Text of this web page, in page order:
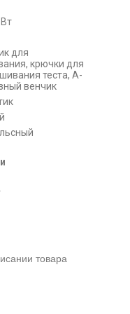
для
крючки для
теста, А-
венчик
товара